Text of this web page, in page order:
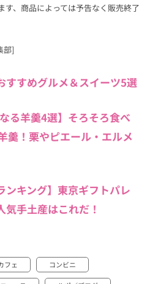
、商品によっては予告なく販売終了
部]
すすめグルメ＆スイーツ5選
る羊羹4選】そろそろ食べ
羹！栗やピエール・エルメ
ンキング】東京ギフトパレ
手土産はこれだ！
フェ コンビニ